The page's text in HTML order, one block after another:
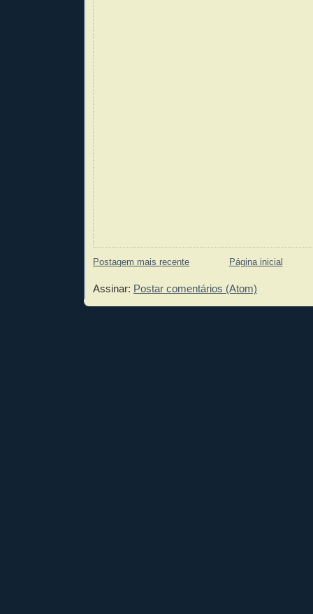
Postagem mais recente Página inicial
Assinar: Postar comentários (Atom)